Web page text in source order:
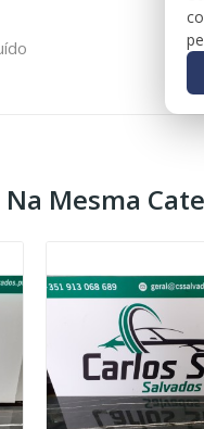
Mesma